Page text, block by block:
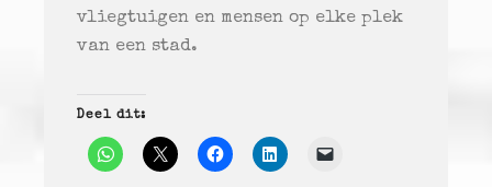
vliegtuigen en mensen op elke plek
van een stad.
Deel dit: